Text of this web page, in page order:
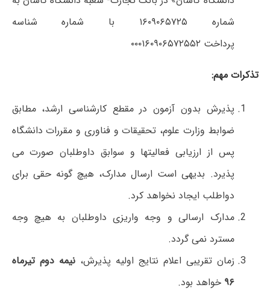
شماره ۱۶۰۹۰۶۵۷۲۵ با شماره شناسه
پرداخت ۰۰۰۱۶۰۹۰۶۵۷۲۵۵۲
تذکرات مهم:
پذیرش بدون آزمون در مقطع کارشناسی ارشد، مطابق
ضوابط وزارت علوم، تحقیقات و فناوری و مقررات دانشگاه
پس از ارزیابی فعالیتها و سوابق داوطلبان صورت می
پذیرد. بدیهی است ارسال مدارک، هیچ گونه حقی برای
دواطلب ایجاد نخواهد کرد.
مدارک ارسالی و وجه واریزی داوطلبان به هیچ وجه
مسترد نمی گردد.
زمان تقریبی اعلام نتایج اولیه پذیرش،نیمه دوم تیرماه
۹۶ خواهد بود.